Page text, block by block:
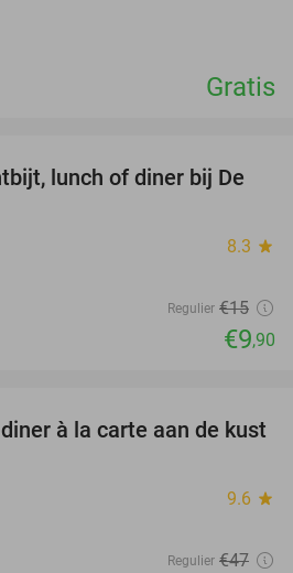
Gratis
34%
lunch of diner bij De
8.3 star
Regulier €15
€9,90
39%
à la carte aan de kust
9.6 star
Regulier €47